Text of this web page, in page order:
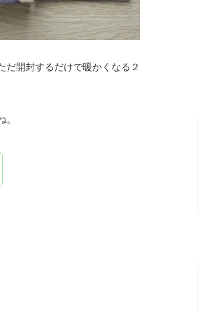
だ開封するだけで暖かくなる２